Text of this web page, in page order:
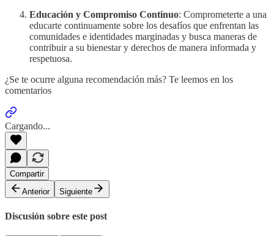
Educación y Compromiso Continuo: Comprometerte a una
educarte continuamente sobre los desafíos que enfrentan las
comunidades e identidades marginadas y busca maneras de
contribuir a su bienestar y derechos de manera informada y
respetuosa.
¿Se te ocurre alguna recomendación más? Te leemos en los
comentarios
Cargando...
Compartir
Anterior
Siguiente
Discusión sobre este post